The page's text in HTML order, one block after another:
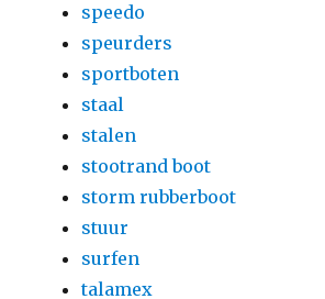
speedo
speurders
sportboten
staal
stalen
stootrand boot
storm rubberboot
stuur
surfen
talamex